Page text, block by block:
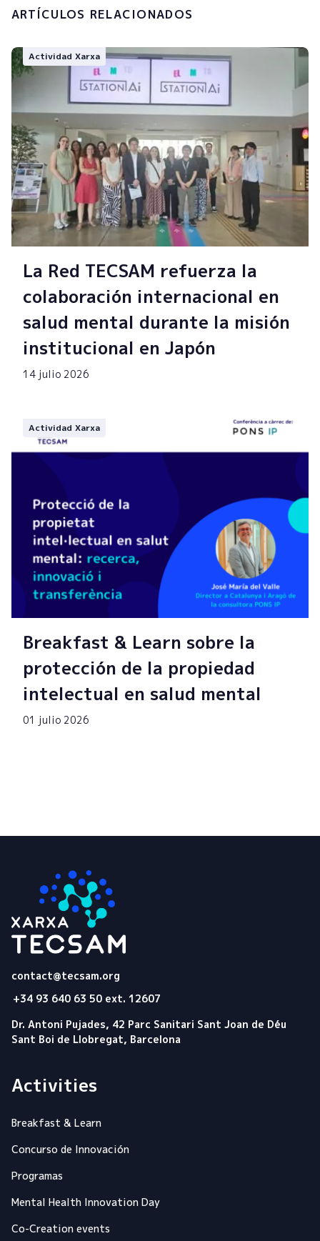
ARTÍCULOS RELACIONADOS
Actividad Xarxa
La Red TECSAM refuerza la
colaboración internacional en
salud mental durante la misión
institucional en Japón
14 julio 2026
Actividad Xarxa
Breakfast & Learn sobre la
protección de la propiedad
intelectual en salud mental
01 julio 2026
contact@tecsam.org
+34 93 640 63 50 ext. 12607
Dr. Antoni Pujades, 42 Parc Sanitari Sant Joan de Déu
Sant Boi de Llobregat, Barcelona
Activities
Breakfast & Learn
Concurso de Innovación
Programas
Mental Health Innovation Day
Co-Creation events